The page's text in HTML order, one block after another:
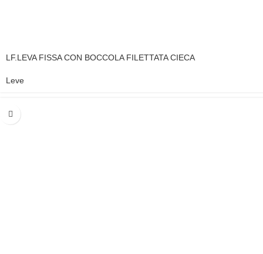
LF.LEVA FISSA CON BOCCOLA FILETTATA CIECA
Leve